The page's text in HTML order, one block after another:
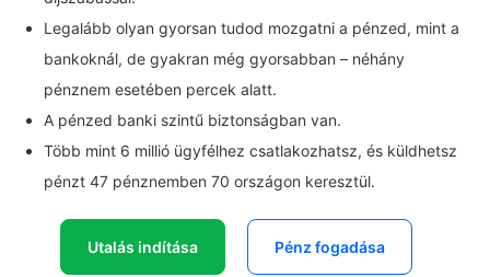
Legalább olyan gyorsan tudod mozgatni a pénzed, mint a
bankoknál, de gyakran még gyorsabban – néhány
pénznem esetében percek alatt.
A pénzed banki szintű biztonságban van.
Több mint 6 millió ügyfélhez csatlakozhatsz, és küldhetsz
pénzt 47 pénznemben 70 országon keresztül.
Utalás indítása Pénz fogadása